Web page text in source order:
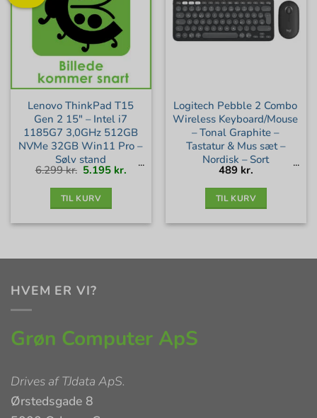
Lenovo ThinkPad T15
Gen 2 15″ – Intel i7
1185G7 3,0GHz 512GB
NVMe 32GB Win11 Pro –
Sølv stand
6.299kr. Den
oprindelige
pris
5.195 kr. Den
TIL KURV
Logitech Pebble 2 Combo
Wireless Keyboard/Mouse
– Tonal Graphite –
Tastatur & Mus sæt –
Nordisk – Sort
489 kr.
TIL KURV
HVEM ER VI?
Grøn Computer ApS
Drives afTJdata ApS.
Ørstedsgade 8